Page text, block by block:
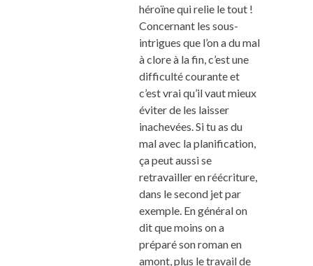
héroïne qui relie le tout !
Concernant les sous-
intrigues que l’on a du mal
à clore à la fin, c’est une
difficulté courante et
c’est vrai qu’il vaut mieux
éviter de les laisser
inachevées. Si tu as du
mal avec la planification,
ça peut aussi se
retravailler en réécriture,
dans le second jet par
exemple. En général on
dit que moins on a
préparé son roman en
amont, plus le travail de